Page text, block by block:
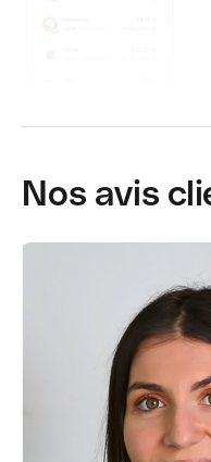
Nos avis